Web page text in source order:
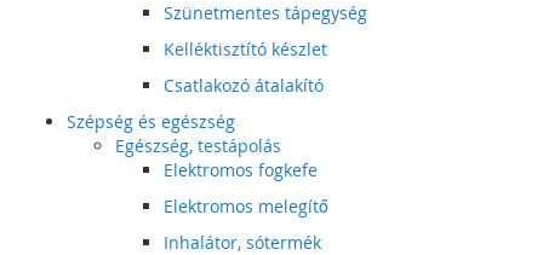
Szünetmentes tápegység
Kelléktisztító készlet
Csatlakozó átalakító
Szépség és egészség
Egészség, testápolás
Elektromos fogkefe
Elektromos melegítő
Inhalátor, sótermék